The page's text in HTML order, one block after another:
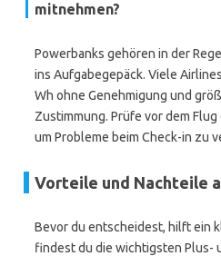
mitnehmen?
Powerbanks gehören in der
ins Aufgabegepäck. Viele
Wh ohne Genehmigung und
Zustimmung. Prüfe vor dem
um Probleme beim Check-in zu
Vorteile und Nachteile
Bevor du entscheidest, hilft ein
findest du die wichtigsten Plus-